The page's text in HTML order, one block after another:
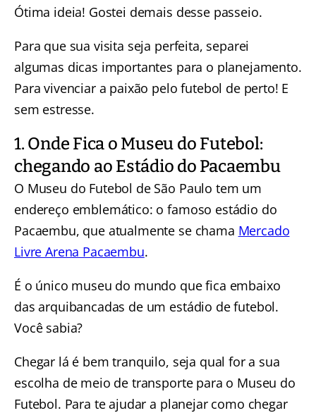
Ótima ideia! Gostei demais desse passeio.
Para que sua visita seja perfeita, separei
algumas dicas importantes para o planejamento.
Para vivenciar a paixão pelo futebol de perto! E
sem estresse.
1. Onde Fica o Museu do Futebol:
chegando ao Estádio do Pacaembu
O Museu do Futebol de São Paulo tem um
endereço emblemático: o famoso estádio do
Pacaembu, que atualmente se chama Mercado
Livre Arena Pacaembu.
É o único museu do mundo que fica embaixo
das arquibancadas de um estádio de futebol.
Você sabia?
Chegar lá é bem tranquilo, seja qual for a sua
escolha de meio de transporte para o Museu do
Futebol. Para te ajudar a planejar como chegar